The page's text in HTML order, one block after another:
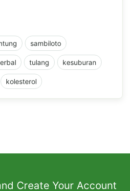
sambiloto
tulang kesuburan
kolesterol
Create Your Account